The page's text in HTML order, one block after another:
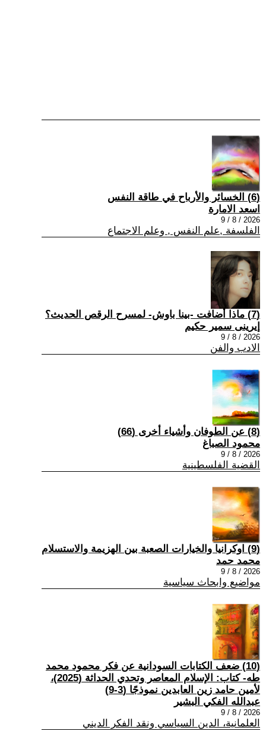
(6) الخسائر والأرباح في طاقة النفس
اسعد الامارة
2026 / 8 / 9
الفلسفة ,علم النفس , وعلم الاجتماع
(7) ماذا أضافت -بينا باوش- لمسرح الرقص الحديث؟
إيرينى سمير حكيم
2026 / 8 / 9
الادب والفن
(8) عن الطوفان وأشياء أخرى (66)
محمود الصباغ
2026 / 8 / 9
القضية الفلسطينية
(9) اوكرانيا والخيارات الصعبة بين الهزيمة والاستسلام
محمد حمد
2026 / 8 / 9
مواضيع وابحاث سياسية
(10) ضعف الكتابات السودانية عن فكر محمود محمد
طه- كتاب: الإسلام المعاصر وتحدي الحداثة (2025)،
لأمين حامد زين العابدين نموذجًا (3-9)
عبدالله الفكي البشير
2026 / 8 / 9
العلمانية، الدين السياسي ونقد الفكر الديني